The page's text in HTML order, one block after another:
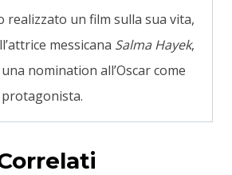
realizzato un film sulla sua vita,
messicana Salma Hayek,
nomination all’Oscar come